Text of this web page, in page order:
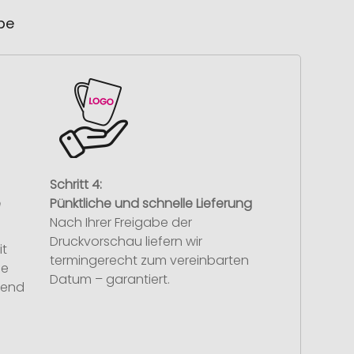
Schritt 4:
Pünktliche und schnelle Lieferung
Nach Ihrer Freigabe der
Druckvorschau liefern wir
termingerecht zum vereinbarten
Datum – garantiert.